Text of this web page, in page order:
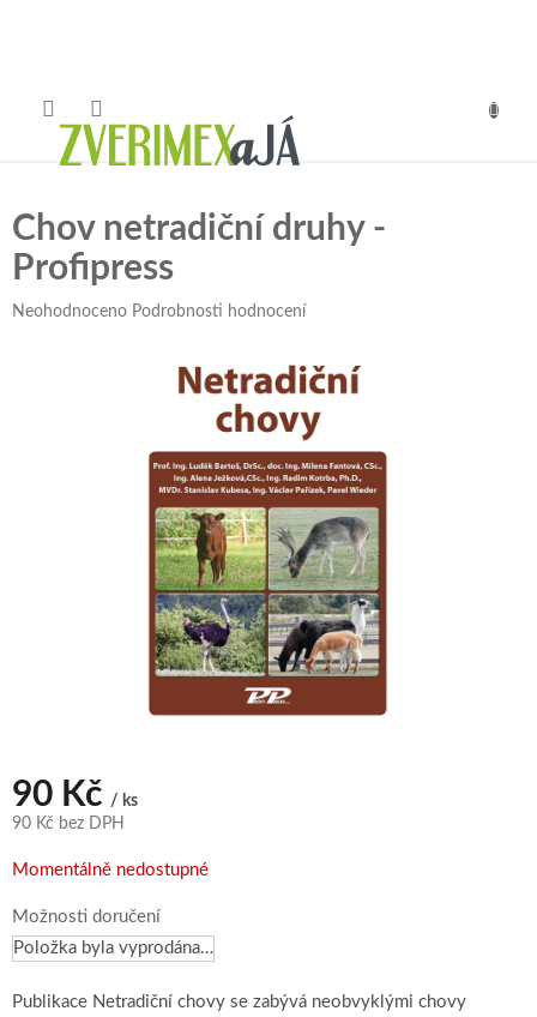
Chov netradiční druhy -
Profipress
Průměrné
Neohodnoceno Podrobnosti hodnocení
90 Kč / ks
90 Kč bez DPH
cena:
Momentálně nedostupné
Možnosti doručení
Položka byla vyprodána…
Publikace Netradiční chovy se zabývá neobvyklými chovy